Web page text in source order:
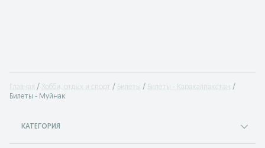
Главная Хобби, отдых и спорт Билеты
Билеты - Каракалпакстан
Билеты - Муйнак
КАТЕГОРИЯ